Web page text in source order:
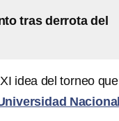
tras derrota del
idea del torneo que